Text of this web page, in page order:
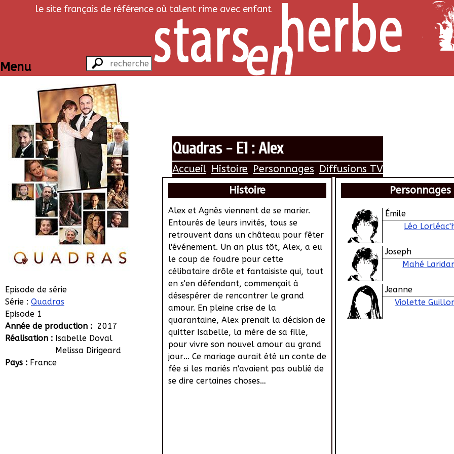
le site français de référence où talent rime avec enfant
Menu
Episode de série
Série : Quadras
Episode 1
Année de production : 2017
Réalisation : Isabelle Doval
Melissa Dirigeard
Pays : France
Quadras - E1 : Alex
Accueil Histoire Personnages Diffusions TV
Histoire
Alex et Agnès viennent de se marier.
Entourés de leurs invités, tous se
retrouvent dans un château pour fêter
l'événement. Un an plus tôt, Alex, a eu
le coup de foudre pour cette
célibataire drôle et fantaisiste qui, tout
en s'en défendant, commençait à
désespérer de rencontrer le grand
amour. En pleine crise de la
quarantaine, Alex prenait la décision de
quitter Isabelle, la mère de sa fille,
pour vivre son nouvel amour au grand
jour… Ce mariage aurait été un conte de
fée si les mariés n'avaient pas oublié de
se dire certaines choses…
Personnages
Émile
Léo
Joseph
Mahé
Jeanne
Violette